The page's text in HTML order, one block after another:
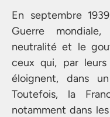
En septembre
Guerre
neutralité et le
ceux qui, par leurs
éloignent, dans
Toutefois, la
notamment dans